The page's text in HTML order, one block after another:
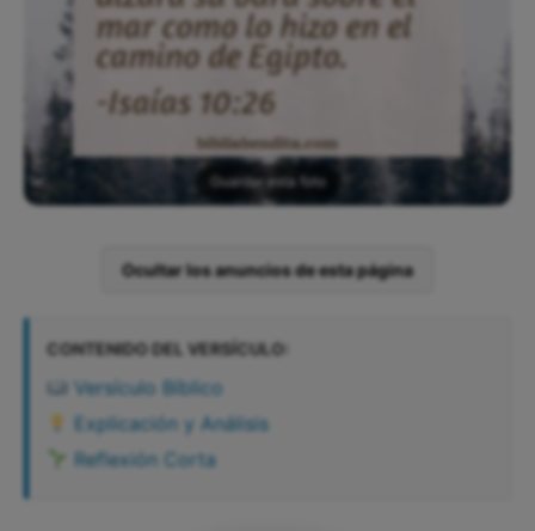
Guardar esta foto
Ocultar los anuncios de esta página
CONTENIDO DEL VERSÍCULO:
Versículo Bíblico
Explicación y Análisis
Reflexión Corta